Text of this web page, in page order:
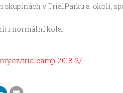
v TrialParku a okolí,
i normální kola.
trialcamp-2018-2/